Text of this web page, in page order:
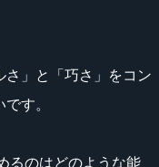
さ」と「巧さ」をコン
す。
るのはどのような能